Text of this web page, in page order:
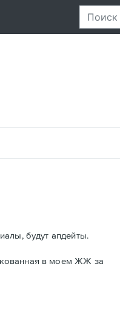
будут апдейты.
в моем ЖЖ за